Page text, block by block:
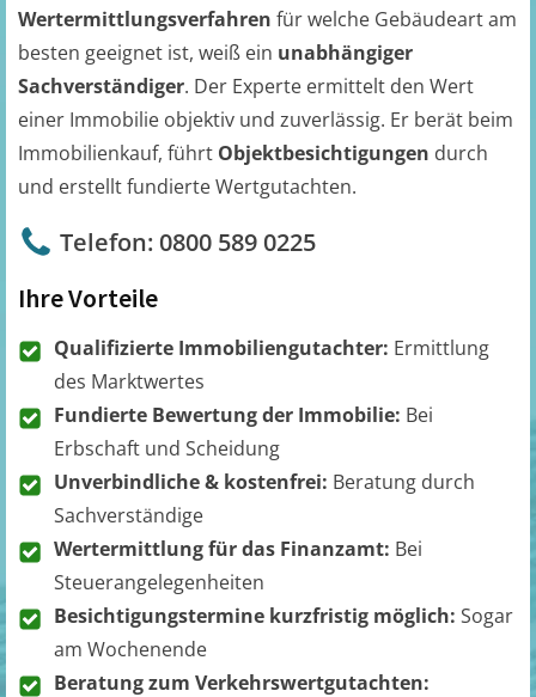
Wertermittlungsverfahren für welche Gebäudeart am
besten geeignet ist, weiß ein unabhängiger
Sachverständiger. Der Experte ermittelt den Wert
einer Immobilie objektiv und zuverlässig. Er berät beim
Immobilienkauf, führt Objektbesichtigungen durch
und erstellt fundierte Wertgutachten.
Telefon: 0800 589 0225
Ihre Vorteile
Qualifizierte Immobiliengutachter: Ermittlung
des Marktwertes
Fundierte Bewertung der Immobilie: Bei
Erbschaft und Scheidung
Unverbindliche & kostenfrei: Beratung durch
Sachverständige
Wertermittlung für das Finanzamt: Bei
Steuerangelegenheiten
Besichtigungstermine kurzfristig möglich: Sogar
am Wochenende
Beratung zum Verkehrswertgutachten: